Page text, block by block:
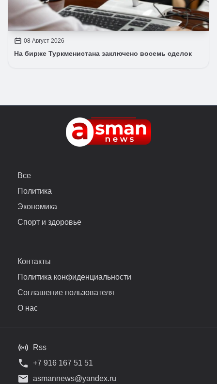
08 Август 2026
На бирже Туркменистана заключено восемь сделок
Все
Политика
Экономика
Спорт и здоровье
Контакты
Политика конфиденциальности
Соглашение пользователя
О нас
Rss
+7 916 167 51 51
asmannews@yandex.ru